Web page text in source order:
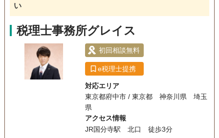
い
税理士事務所グレイス
初回相談無料
e税理士提携
対応エリア
東京都府中市 / 東京都 神奈川県 埼玉
県
アクセス情報
JR国分寺駅 北口 徒歩3分